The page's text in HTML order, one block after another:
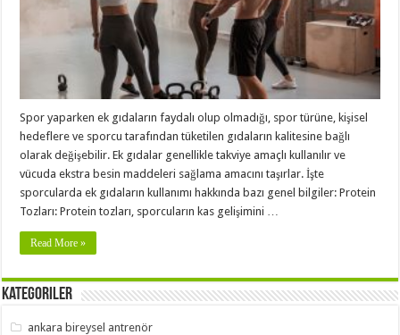
Spor yaparken ek gıdaların faydalı olup olmadığı, spor türüne, kişisel
hedeflere ve sporcu tarafından tüketilen gıdaların kalitesine bağlı
olarak değişebilir. Ek gıdalar genellikle takviye amaçlı kullanılır ve
vücuda ekstra besin maddeleri sağlama amacını taşırlar. İşte
sporcularda ek gıdaların kullanımı hakkında bazı genel bilgiler: Protein
Tozları: Protein tozları, sporcuların kas gelişimini …
Read More »
Kategoriler
ankara bireysel antrenör